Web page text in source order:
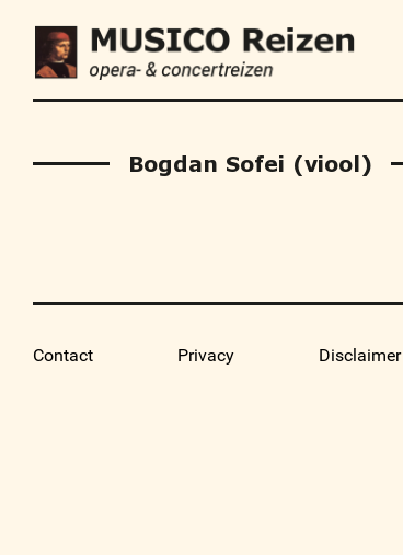
Bogdan Sofei (viool)
Contact Privacy Disclaimer